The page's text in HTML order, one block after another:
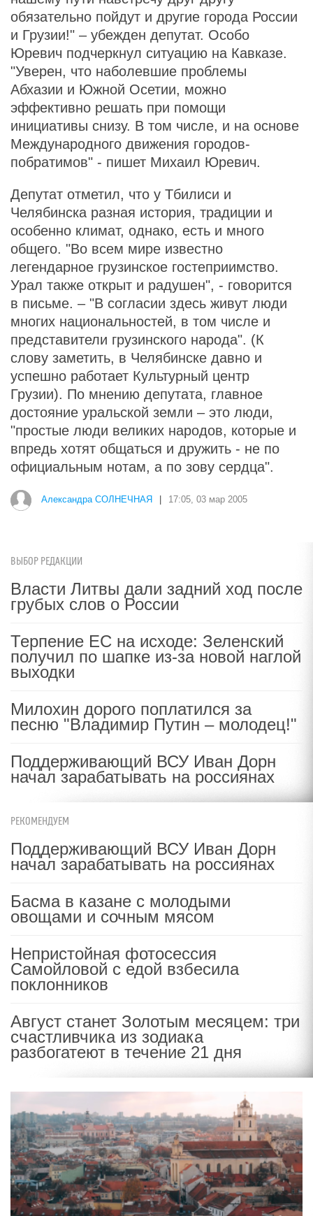
обязательно пойдут и другие города России
и Грузии!" – убежден депутат. Особо
Юревич подчеркнул ситуацию на Кавказе.
"Уверен, что наболевшие проблемы
Абхазии и Южной Осетии, можно
эффективно решать при помощи
инициативы снизу. В том числе, и на основе
Международного движения городов-
побратимов" - пишет Михаил Юревич.
Депутат отметил, что у Тбилиси и
Челябинска разная история, традиции и
особенно климат, однако, есть и много
общего. "Во всем мире известно
легендарное грузинское гостеприимство.
Урал также открыт и радушен", - говорится
в письме. – "В согласии здесь живут люди
многих национальностей, в том числе и
представители грузинского народа". (К
слову заметить, в Челябинске давно и
успешно работает Культурный центр
Грузии). По мнению депутата, главное
достояние уральской земли – это люди,
"простые люди великих народов, которые и
впредь хотят общаться и дружить - не по
официальным нотам, а по зову сердца".
Александра СОЛНЕЧНАЯ 17:05, 03 мар 2005
ВЫБОР РЕДАКЦИИ
Власти Литвы дали задний ход после
грубых слов о России
Терпение ЕС на исходе: Зеленский
получил по шапке из-за новой наглой
выходки
Милохин дорого поплатился за
песню "Владимир Путин – молодец!"
Поддерживающий ВСУ Иван Дорн
начал зарабатывать на россиянах
РЕКОМЕНДУЕМ
Поддерживающий ВСУ Иван Дорн
начал зарабатывать на россиянах
Басма в казане с молодыми
овощами и сочным мясом
Непристойная фотосессия
Самойловой с едой взбесила
поклонников
Август станет Золотым месяцем: три
счастливчика из зодиака
разбогатеют в течение 21 дня